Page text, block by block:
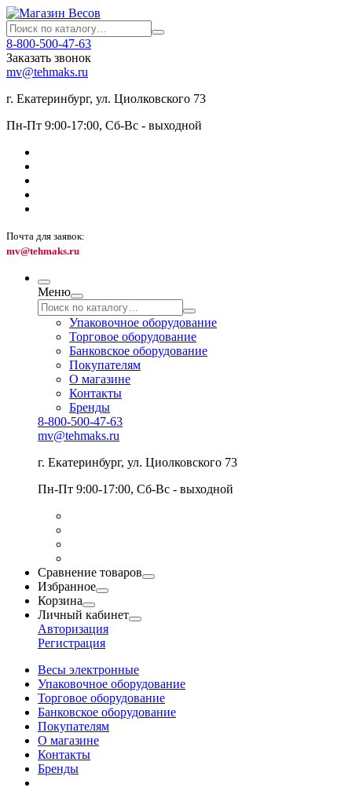
8-800-500-47-63
Заказать звонок
mv@tehmaks.ru
г. Екатеринбург, ул. Циолковского 73
Пн-Пт 9:00-17:00, Сб-Вс - выходной
Почта для заявок:
mv@tehmaks.ru
Меню
Упаковочное оборудование
Торговое оборудование
Банковское оборудование
Покупателям
О магазине
Контакты
Бренды
8-800-500-47-63
mv@tehmaks.ru
г. Екатеринбург, ул. Циолковского 73
Пн-Пт 9:00-17:00, Сб-Вс - выходной
Сравнение товаров
Избранное
Корзина
Личный кабинет
Авторизация
Регистрация
Весы электронные
Упаковочное оборудование
Торговое оборудование
Банковское оборудование
Покупателям
О магазине
Контакты
Бренды